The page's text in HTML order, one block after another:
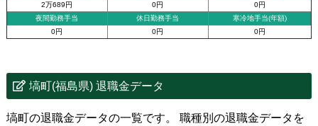
2万689円
0円
0円
夜間勤務手当
休日勤務手当
寒冷地手当(年額)
0円
0円 0円
塙町(福島県) 退職金データ
塙町の退職金データの一覧です。 職種別の退職金データを